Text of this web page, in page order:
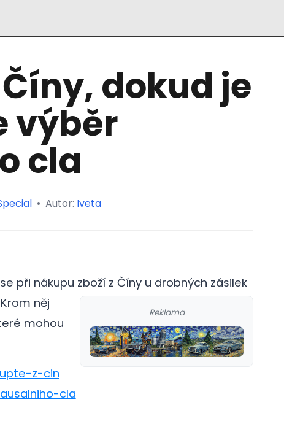
dokud je
výběr
cla
• Autor: Iveta
při nákupu zboží z Číny u drobných zásilek
Reklama
Krom něj
mohou
z-cin
cla